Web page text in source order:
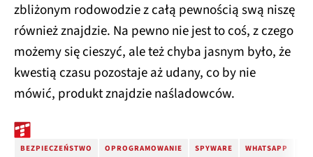
zbliżonym rodowodzie z całą pewnością swą niszę
również znajdzie. Na pewno nie jest to coś, z czego
możemy się cieszyć, ale też chyba jasnym było, że
kwestią czasu pozostaje aż udany, co by nie
mówić, produkt znajdzie naśladowców.
BEZPIECZEŃSTWO OPROGRAMOWANIE SPYWARE WHATSAPP